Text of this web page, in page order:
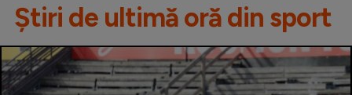
Știri de ultimă oră din sport